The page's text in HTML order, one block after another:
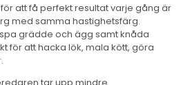
att få perfekt resultat varje gång är
med samma hastighetsfärg.
grädde och ägg samt knåda
för att hacka lök, mala kött, göra